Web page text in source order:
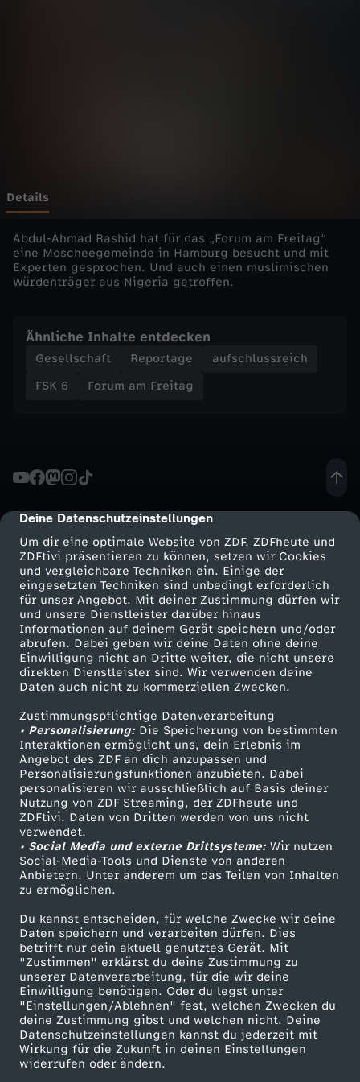
cmp-dialog-description
Deine Datenschutzeinstellungen
Um dir eine optimale Website von ZDF, ZDFheute und
ZDFtivi präsentieren zu können, setzen wir Cookies
und vergleichbare Techniken ein. Einige der
eingesetzten Techniken sind unbedingt erforderlich
für unser Angebot. Mit deiner Zustimmung dürfen wir
und unsere Dienstleister darüber hinaus
Informationen auf deinem Gerät speichern und/oder
abrufen. Dabei geben wir deine Daten ohne deine
Einwilligung nicht an Dritte weiter, die nicht unsere
direkten Dienstleister sind. Wir verwenden deine
Daten auch nicht zu kommerziellen Zwecken.
Zustimmungspflichtige Datenverarbeitung
• Personalisierung:Die Speicherung von bestimmten
Interaktionen ermöglicht uns, dein Erlebnis im
Angebot des ZDF an dich anzupassen und
Personalisierungsfunktionen anzubieten. Dabei
personalisieren wir ausschließlich auf Basis deiner
Nutzung von ZDF Streaming, der ZDFheute und
ZDFtivi. Daten von Dritten werden von uns nicht
verwendet.
• Social Media und externe Drittsysteme:Wir nutzen
Social-Media-Tools und Dienste von anderen
Anbietern. Unter anderem um das Teilen von Inhalten
zu ermöglichen.
Du kannst entscheiden, für welche Zwecke wir deine
Daten speichern und verarbeiten dürfen. Dies
betrifft nur dein aktuell genutztes Gerät. Mit
"Zustimmen" erklärst du deine Zustimmung zu
unserer Datenverarbeitung, für die wir deine
Einwilligung benötigen. Oder du legst unter
"Einstellungen/Ablehnen" fest, welchen Zwecken du
deine Zustimmung gibst und welchen nicht. Deine
Datenschutzeinstellungen kannst du jederzeit mit
Wirkung für die Zukunft in deinen Einstellungen
widerrufen oder ändern.
a
g
-
f
r
k
a
n
i
s
c
h
e
r
I
s
l
a
m
i
n
Details
Abdul-Ahmad Rashid hat für das „Forum am Freitag“
eine Moscheegemeinde in Hamburg besucht und mit
Experten gesprochen. Und auch einen muslimischen
Würdenträger aus Nigeria getroffen.
Ähnliche Inhalte entdecken
Gesellschaft Reportage
aufschlussreich
FSK 6
Forum am Freitag
Mehr ZDF
ZDF-Apps
Smart TV
ZDFtext
Livestreams
Sendungen A-Z
TV-Programm
Service
ZDFmitreden
Kontakt zum ZDF
Tickets
Zuschauerservice
Hilfe
ZDF Unternehmen
Karriere
ZDF goes Schule
Werbefernsehen
Mainzelmännchen